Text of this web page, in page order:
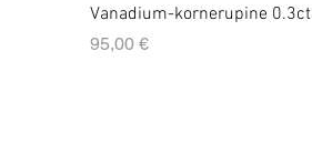
Vanadium-kornerupine 0.3ct
Prix
95,00 €